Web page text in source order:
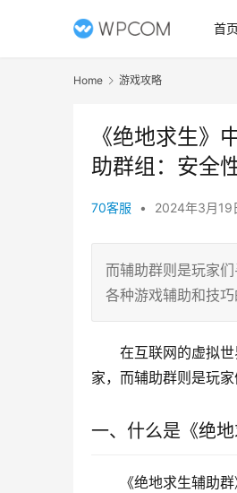
首页
Home 游戏攻略
《绝地求生》
助群组：安全
70客服 • 2024年3月19
而辅助群则是玩家
各种游戏辅助和技
在互联网的虚拟
家，而辅助群则是玩
一、什么是《绝地
《绝地求生辅助